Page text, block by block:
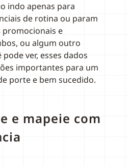
indo apenas para
de rotina ou param
e
ou algum outro
ver, esses dados
importantes para um
porte e bem sucedido.
e mapeie com